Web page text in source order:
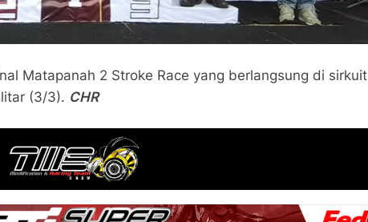
Matapanah 2 Stroke Race yang berlangsung di sirkuit
(3/3). CHR